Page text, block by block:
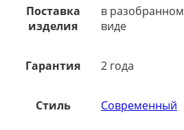
Поставка
изделия
в разобранном
виде
Гарантия 2 года
Стиль Современный